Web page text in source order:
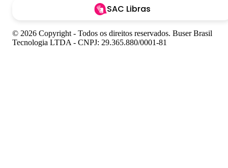
SAC Libras
© 2026 Copyright - Todos os direitos reservados. Buser Brasil
Tecnologia LTDA - CNPJ: 29.365.880/0001-81